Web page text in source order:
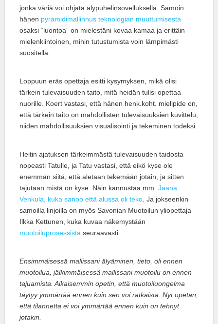
jonka väriä voi ohjata älypuhelinsovelluksella. Samoin
hänen pyramidimallinnus teknologian muuttumisesta
osaksi “luontoa” on mielestäni kovaa kamaa ja erittäin
mielenkiintoinen, mihin tutustumista voin lämpimästi
suositella.
Loppuun eräs opettaja esitti kysymyksen, mikä olisi
tärkein tulevaisuuden taito, mitä heidän tulisi opettaa
nuorille. Koert vastasi, että hänen henk.koht. mielipide on,
että tärkein taito on mahdollisten tulevaisuuksien kuvittelu,
niiden mahdollisuuksien visualisointi ja tekeminen todeksi.
Heitin ajatuksen tärkeimmästä tulevaisuuden taidosta
nopeasti Tatulle, ja Tatu vastasi, että eikö kyse ole
enemmän siitä, että aletaan tekemään jotain, ja sitten
tajutaan mistä on kyse. Näin kannustaa mm. Jaana
Venkula, kuka sanoo että alussa oli teko. Ja jokseenkin
samoilla linjoilla on myös Savonian Muotoilun yliopettaja
Ilkka Kettunen, kuka kuvaa näkemystään
muotoiluprosessista seuraavasti:
Ensimmäisessä mallissani älyäminen, tieto, oli ennen
muotoilua, jälkimmäisessä mallissani muotoilu on ennen
tajuamista. Aikaisemmin opetin, että muotoiluongelma
täytyy ymmärtää ennen kuin sen voi ratkaista. Nyt opetan,
että tilannetta ei voi ymmärtää ennen kuin on tehnyt
jotakin.